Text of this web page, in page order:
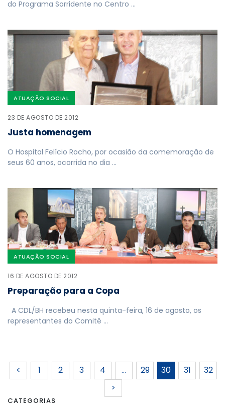
do Programa Sorridente no Centro …
ATUAÇÃO SOCIAL
23 DE AGOSTO DE 2012
Justa homenagem
O Hospital Felício Rocho, por ocasião da comemoração de
seus 60 anos, ocorrida no dia …
ATUAÇÃO SOCIAL
16 DE AGOSTO DE 2012
Preparação para a Copa
A CDL/BH recebeu nesta quinta-feira, 16 de agosto, os
representantes do Comitê …
< 1 2 3 4 … 29 30 31
32
>
CATEGORIAS